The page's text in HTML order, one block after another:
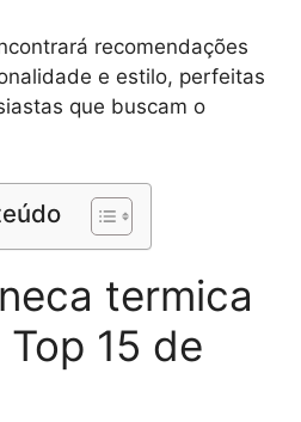
recomendações
e estilo, perfeitas
que buscam o
termica
15 de